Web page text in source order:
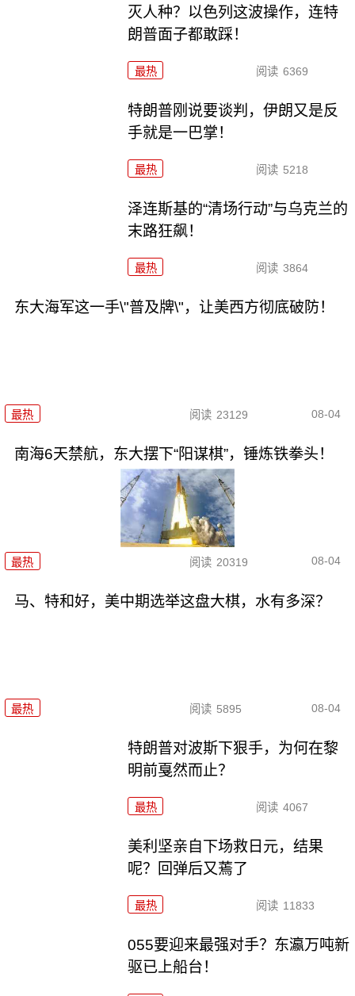
灭人种？以色列这波操作，连特
朗普面子都敢踩！
最热 阅读 6369
特朗普刚说要谈判，伊朗又是反
手就是一巴掌！
最热 阅读 5218
泽连斯基的“清场行动”与乌克兰的
末路狂飙！
最热 阅读 3864
东大海军这一手\"普及牌\"，让美西方彻底破防！
最热 阅读 23129 08-04
南海6天禁航，东大摆下“阳谋棋”，锤炼铁拳头！
最热 阅读 20319 08-04
马、特和好，美中期选举这盘大棋，水有多深？
最热 阅读 5895 08-04
特朗普对波斯下狠手，为何在黎
明前戛然而止？
最热 阅读 4067
美利坚亲自下场救日元，结果
呢？回弹后又蔫了
最热 阅读 11833
055要迎来最强对手？东瀛万吨新
驱已上船台！